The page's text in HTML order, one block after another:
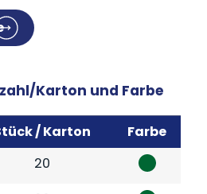
Karton und Farbe
/ Karton
Farbe
20